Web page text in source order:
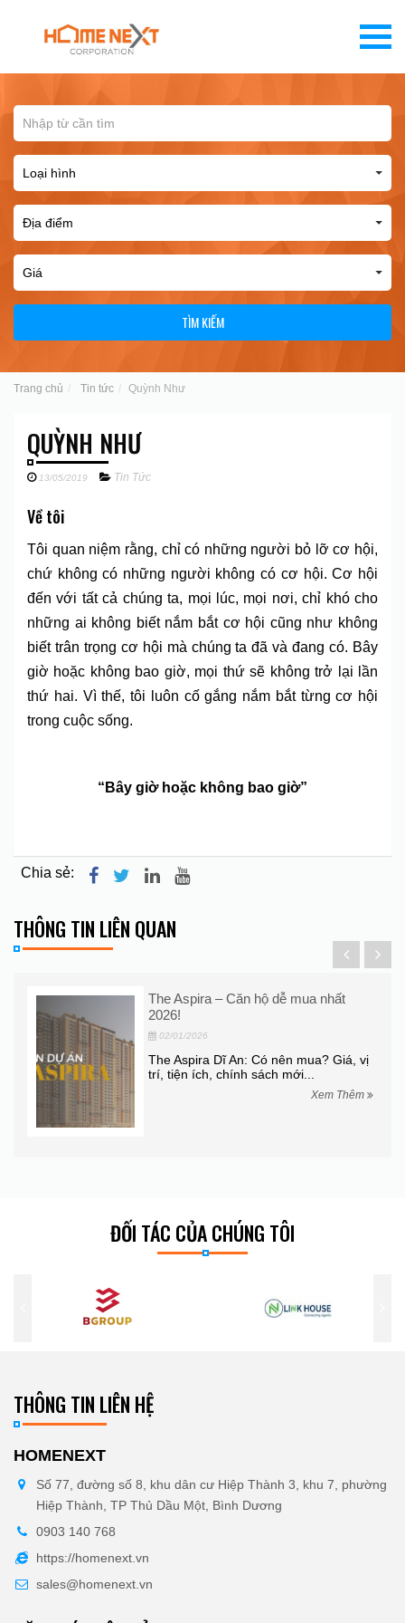
TÌM KIẾM
Trang chủ Tin tức Quỳnh Như
QUỲNH NHƯ
13/05/2019 Tin Tức
Về tôi
Tôi quan niệm rằng, chỉ có những người bỏ lỡ cơ hội,
chứ không có những người không có cơ hội. Cơ hội
đến với tất cả chúng ta, mọi lúc, mọi nơi, chỉ khó cho
những ai không biết nắm bắt cơ hội cũng như không
biết trân trọng cơ hội mà chúng ta đã và đang có. Bây
giờ hoặc không bao giờ, mọi thứ sẽ không trở lại lần
thứ hai. Vì thế, tôi luôn cố gắng nắm bắt từng cơ hội
trong cuộc sống.
“Bây giờ hoặc không bao giờ”
Chia sẻ:
THÔNG TIN LIÊN QUAN
The Aspira – Căn hộ dễ mua nhất
2026!
02/01/2026
The Aspira Dĩ An: Có nên mua? Giá, vị
trí, tiện ích, chính sách mới...
Xem Thêm
ĐỐI TÁC CỦA CHÚNG TÔI
THÔNG TIN LIÊN HỆ
HOMENEXT
Số 77, đường số 8, khu dân cư Hiệp Thành 3, khu 7, phường
Hiệp Thành, TP Thủ Dầu Một, Bình Dương
0903 140 768
https://homenext.vn
sales@homenext.vn